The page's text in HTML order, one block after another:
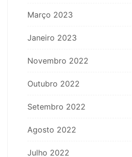
Março 2023
Janeiro 2023
Novembro 2022
Outubro 2022
Setembro 2022
Agosto 2022
Julho 2022